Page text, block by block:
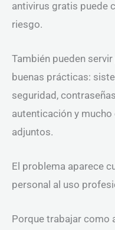
antivirus gratis puede
riesgo.
También pueden
buenas prácticas:
seguridad,
autenticación y
adjuntos.
El problema aparece
personal al uso
Porque trabajar como